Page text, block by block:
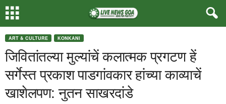
ART & CULTURE KONKANI
जिवितांतल्या मुल्यांचें कलात्मक प्रगटण हें
सर्गेस्त प्रकाश पाडगांवकार हांच्या काव्याचें
खाशेलपण: नुतन साखरदांडे